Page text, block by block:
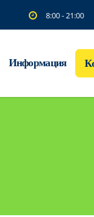
8:00 - 21:00
Информация